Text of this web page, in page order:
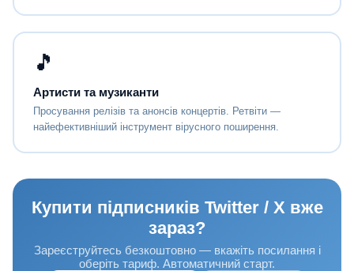
🎵
Артисти та музиканти
Просування релізів та анонсів концертів. Ретвіти —
найефективніший інструмент вірусного поширення.
Купити підписників Twitter / X вже
зараз?
Зареєструйтесь безкоштовно — вкажіть посилання і
оберіть тариф. Автоматичний старт.